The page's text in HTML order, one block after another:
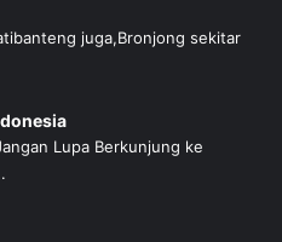
juga,Bronjong sekitar
Lupa Berkunjung ke